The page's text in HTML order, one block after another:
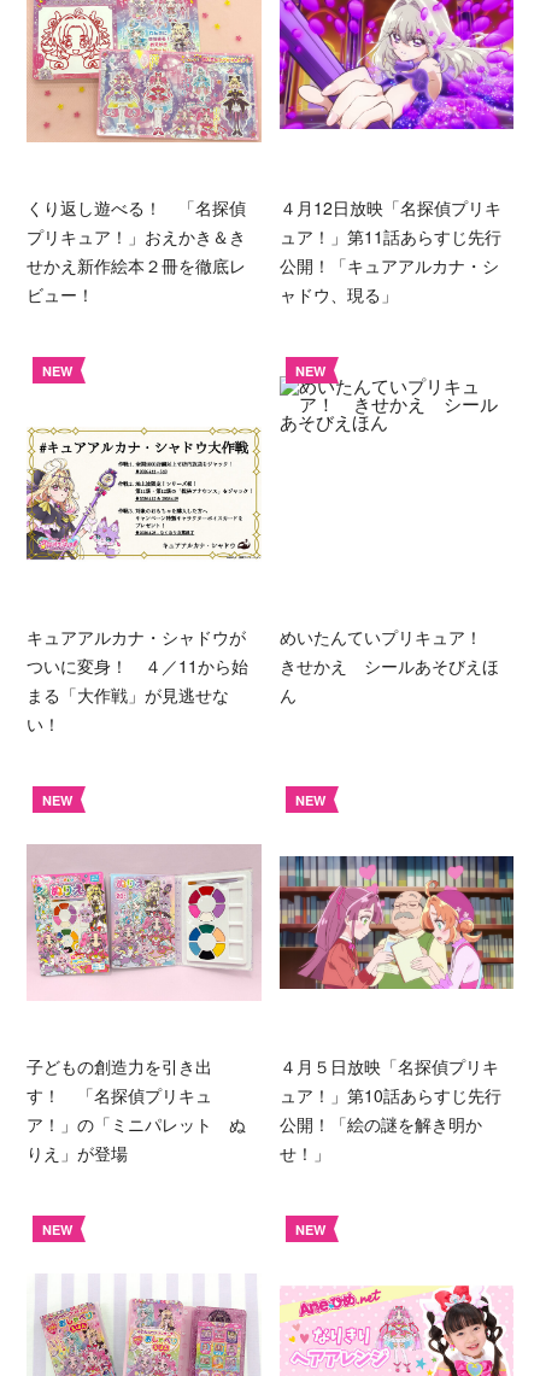
くり返し遊べる！ 「名探偵
プリキュア！」おえかき＆き
せかえ新作絵本２冊を徹底レ
ビュー！
４月12日放映「名探偵プリキ
ュア！」第11話あらすじ先行
公開！「キュアアルカナ・シ
ャドウ、現る」
NEW
キュアアルカナ・シャドウが
ついに変身！ ４／11から始
まる「大作戦」が見逃せな
い！
NEW
めいたんていプリキュア！
きせかえ シールあそびえほ
ん
NEW
子どもの創造力を引き出
す！ 「名探偵プリキュ
ア！」の「ミニパレット ぬ
りえ」が登場
NEW
４月５日放映「名探偵プリキ
ュア！」第10話あらすじ先行
公開！「絵の謎を解き明か
せ！」
NEW NEW